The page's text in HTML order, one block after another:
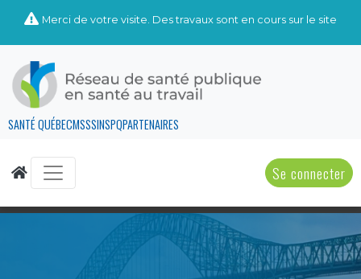
Merci de votre visite. Des travaux sont en cours sur le site
SANTÉ QUÉBECMSSSINSPQPARTENAIRES
Se connecter